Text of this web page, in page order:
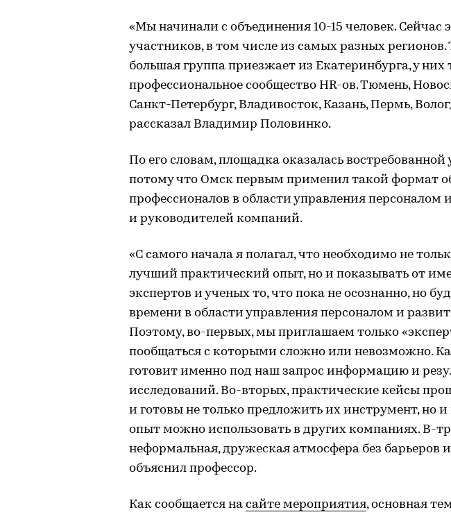
«Мы начинали с объединения 10-15 человек. Сейчас
участников, в том числе из самых разных
большая группа приезжает из Екатеринбурга, у
профессиональное сообщество HR-ов. Тюмень,
Санкт-Петербург, Владивосток, Казань, Пермь,
рассказал Владимир Половинко.
По его словам, площадка оказалась востребованной
потому что Омск первым применил такой формат
профессионалов в области управления персоналом
и руководителей компаний.
«С самого начала я полагал, что необходимо не
лучший практический опыт, но и показывать от
экспертов и ученых то, что пока не осознанно, но
времени в области управления персоналом и
Поэтому, во-первых, мы приглашаем только
пообщаться с которыми сложно или невозможно.
готовит именно под наш запрос информацию и
исследований. Во-вторых, практические кейсы
и готовы не только предложить их инструмент, но и
опыт можно использовать в других компаниях. В-
неформальная, дружеская атмосфера без барьеров
объяснил профессор.
Как сообщается на сайте мероприятия, основная